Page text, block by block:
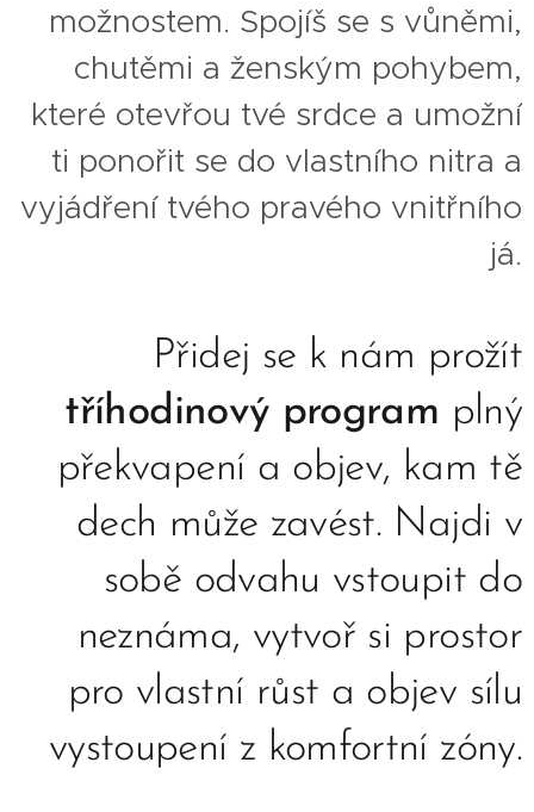
možnostem. Spojíš se s vůněmi,
chutěmi a ženským pohybem,
které otevřou tvé srdce a umožní
ti ponořit se do vlastního nitra a
vyjádření tvého pravého vnitřního
já.
Přidej se k nám prožít
tříhodinový program plný
překvapení a objev, kam tě
dech může zavést. Najdi v
sobě odvahu vstoupit do
neznáma, vytvoř si prostor
pro vlastní růst a objev sílu
vystoupení z komfortní zóny.